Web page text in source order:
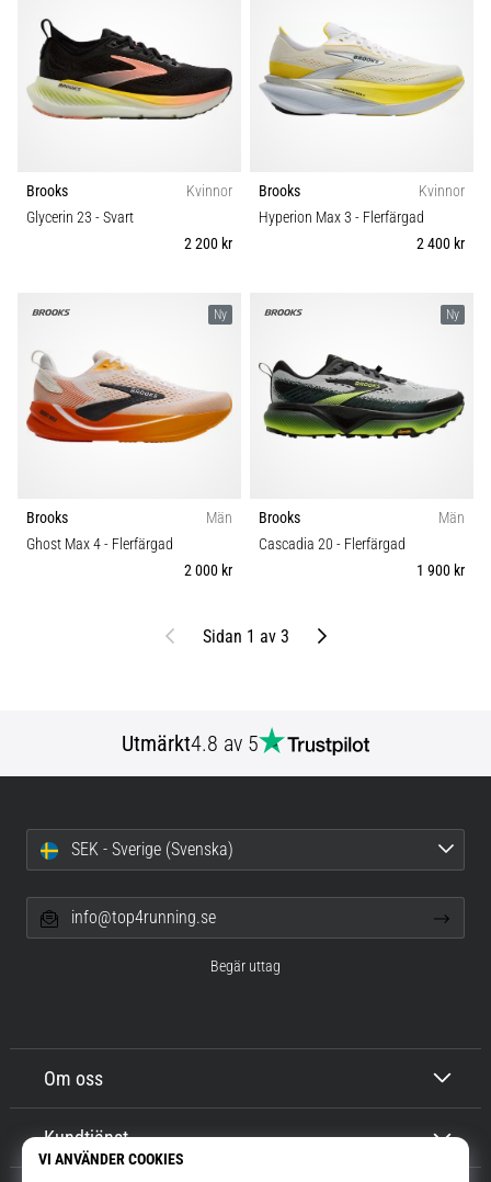
Brooks
Kvinnor
Glycerin 23 - Svart
2 200 kr
Brooks
Kvinnor
Hyperion Max 3 - Flerfärgad
2 400 kr
Ny
Brooks
Män
Ghost Max 4- Flerfärgad
2 000 kr
Ny
Brooks
Män
Cascadia 20 - Flerfärgad
1 900 kr
Föregående
Sidan 1 av 3 Nästa
Utmärkt4.8 av 5
Om oss
Kundtjänst
SEK - Sverige (Svenska)
info@top4running.se
Begär uttag